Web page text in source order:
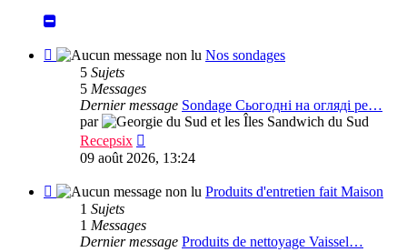
Flux
sondages
Nos sondages
5 Sujets
5 Messages
Dernier message Sondage Сьогодні на огляді ре…
par
Recepsix
le
message
09 août 2026, 13:24
Flux
Produits
d'entretien
Produits d'entretien fait Maison
1 Sujets
1 Messages
Dernier message Produits de nettoyage Vaissel…